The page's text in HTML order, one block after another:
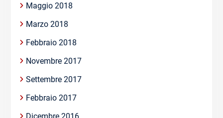
Maggio 2018
Marzo 2018
Febbraio 2018
Novembre 2017
Settembre 2017
Febbraio 2017